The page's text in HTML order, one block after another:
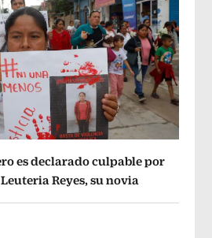
es declarado culpable por
Reyes, su novia